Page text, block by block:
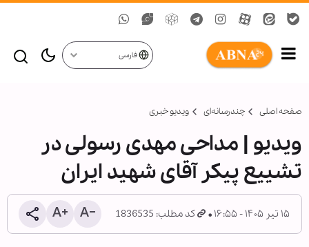
فارسی
صفحه اصلی چندرسانه‌ای ویدیو خبری
ویدیو | مداحی مهدی رسولی در
تشییع پیکر آقای شهید ایران
۱۵ تیر ۱۴۰۵ - ۱۶:۵۵ کد مطلب: 1836535